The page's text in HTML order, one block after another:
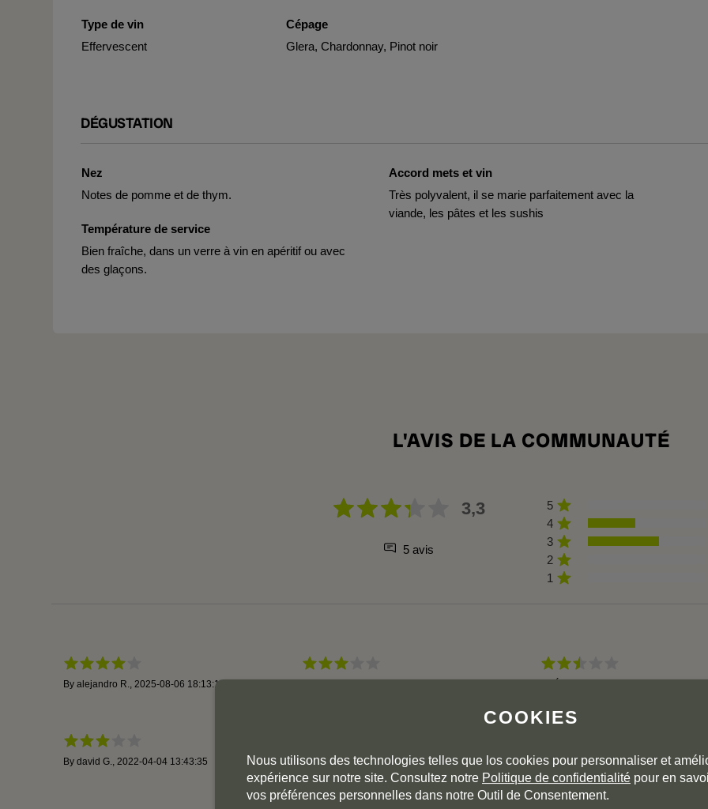
Type de vin
Effervescent
Cépage
Glera, Chardonnay, Pinot noir
DÉGUSTATION
Nez
Notes de pomme et de thym.
Température de service
Bien fraîche, dans un verre à vin en apéritif ou avec
des glaçons.
Accord mets et vin
Très polyvalent, il se marie parfaitement avec la
viande, les pâtes et les sushis
L'AVIS DE LA COMMUNAUTÉ
3,3
5 avis
5
4
3
2
1
By alejandro R., 2025-08-06 18:13:17
By david G., 2022-04-04 13:43:35
COOKIES
Nous utilisons des technologies telles que los cookies pour personnaliser et
expérience sur notre site. Consultez notre Politique de confidentialité pour en
vos préférences personnelles dans notre Outil de Consentement.